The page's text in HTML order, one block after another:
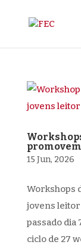
15 Jun, 2026
Workshops
jovens
passado dia
ciclo de 27